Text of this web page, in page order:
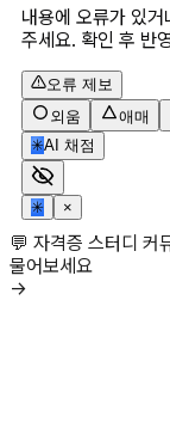
내용에 오류가 있거
주세요. 확인 후 반
오류 제보
외움
애매
✳AI 채점
✳ ×
💬 자격증 스터디 커
물어보세요
→